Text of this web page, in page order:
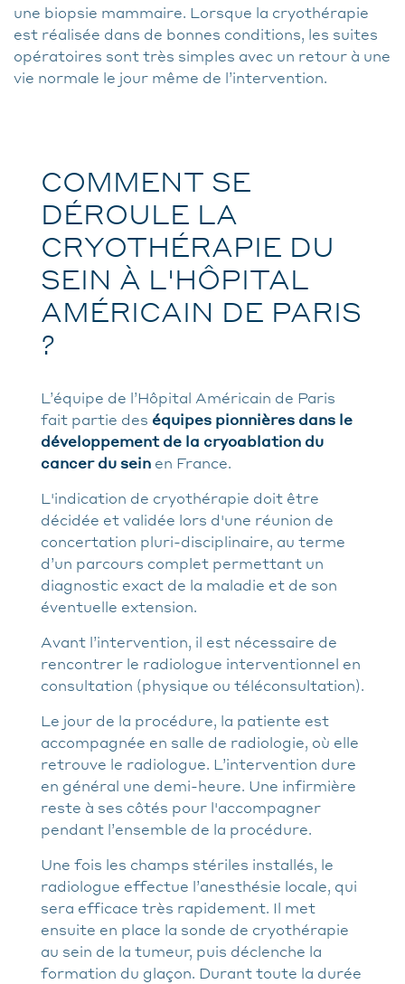
une biopsie mammaire. Lorsque la cryothérapie
est réalisée dans de bonnes conditions, les suites
opératoires sont très simples avec un retour à une
vie normale le jour même de l’intervention.
COMMENT SE
DÉROULE LA
CRYOTHÉRAPIE DU
SEIN À L'HÔPITAL
AMÉRICAIN DE PARIS
?
L’équipe de l’Hôpital Américain de Paris
fait partie des équipes pionnières dans le
développement de la cryoablation du
cancer du sein en France.
L'indication de cryothérapie doit être
décidée et validée lors d'une réunion de
concertation pluri-disciplinaire, au terme
d’un parcours complet permettant un
diagnostic exact de la maladie et de son
éventuelle extension.
Avant l’intervention, il est nécessaire de
rencontrer le radiologue interventionnel en
consultation (physique ou téléconsultation).
Le jour de la procédure, la patiente est
accompagnée en salle de radiologie, où elle
retrouve le radiologue. L’intervention dure
en général une demi-heure. Une infirmière
reste à ses côtés pour l'accompagner
pendant l’ensemble de la procédure.
Une fois les champs stériles installés, le
radiologue effectue l’anesthésie locale, qui
sera efficace très rapidement. Il met
ensuite en place la sonde de cryothérapie
au sein de la tumeur, puis déclenche la
formation du glaçon. Durant toute la durée